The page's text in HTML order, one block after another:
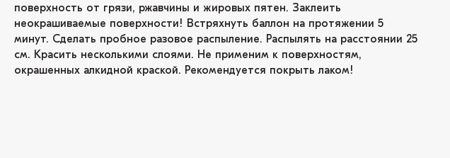
поверхность от грязи, ржавчины и жировых пятен. Заклеить
неокрашиваемые поверхности! Встряхнуть баллон на протяжении 5
минут. Сделать пробное разовое распыление. Распылять на расстоянии 25
см. Красить несколькими слоями. Не применим к поверхностям,
окрашенных алкидной краской. Рекомендуется покрыть лаком!